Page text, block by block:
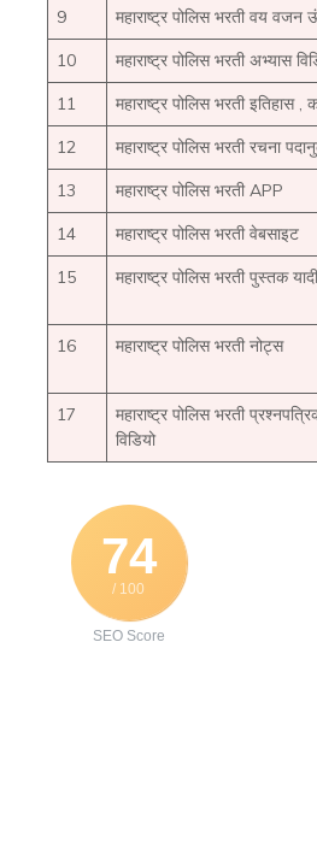
9 महाराष्ट्र पोलिस भरती वय वजन
10
महाराष्ट्र पोलिस भरती अभ्यास
11
महाराष्ट्र पोलिस भरती इतिहास ,
12
महाराष्ट्र पोलिस भरती रचना
13
महाराष्ट्र पोलिस भरती APP
14
महाराष्ट्र पोलिस भरती वेबसाइट
15
महाराष्ट्र पोलिस भरती पुस्तक यादी
16
महाराष्ट्र पोलिस भरती नोट्स
17
महाराष्ट्र पोलिस भरती
विडियो
74
/ 100
SEO Score